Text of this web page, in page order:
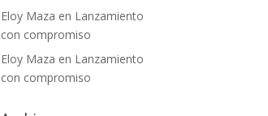
Eloy Maza en Lanzamiento
con compromiso
Eloy Maza en Lanzamiento
con compromiso